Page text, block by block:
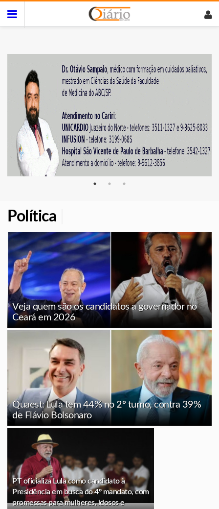
Política
Veja quem são os candidatos a governador no
Ceará em 2026
Quaest: Lula tem 44% no 2º turno, contra 39%
de Flávio Bolsonaro
PT oficializa Lula como candidato à
Presidência em busca do 4º mandato, com
promessas para mulheres, idosos e